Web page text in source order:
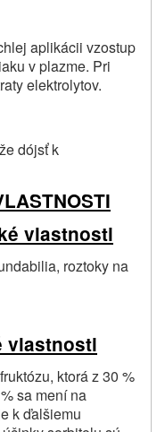
aplikácii vzostup
v plazme. Pri
elektrolytov.
dójsť k
vlastnosti
roztoky na
ktorá z 30 %
sa mení na
k ďalšiemu